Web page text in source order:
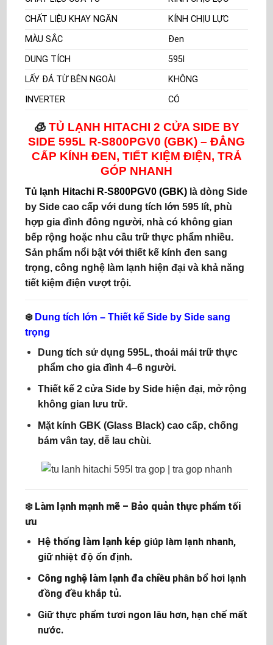
CHẤT LIỆU KHAY NGĂN
KÍNH CHỊU LỰC
MÀU SẮC
Đen
DUNG TÍCH
595l
LẤY ĐÁ TỪ BÊN NGOÀI
KHÔNG
INVERTER
CÓ
🧊 TỦ LẠNH HITACHI 2 CỬA SIDE BY
SIDE 595L R-S800PGV0 (GBK) – ĐẲNG
CẤP KÍNH ĐEN, TIẾT KIỆM ĐIỆN, TRẢ
GÓP NHANH
Tủ lạnh Hitachi R-S800PGV0 (GBK) là dòng Side
by Side cao cấp với dung tích lớn 595 lít, phù
hợp gia đình đông người, nhà có không gian
bếp rộng hoặc nhu cầu trữ thực phẩm nhiều.
Sản phẩm nổi bật với thiết kế kính đen sang
trọng, công nghệ làm lạnh hiện đại và khả năng
tiết kiệm điện vượt trội.
❄️ Dung tích lớn – Thiết kế Side by Side sang
trọng
Dung tích sử dụng 595L, thoải mái trữ thực
phẩm cho gia đình 4–6 người.
Thiết kế 2 cửa Side by Sidehiện đại, mở rộng
không gian lưu trữ.
Mặt kính GBK (Glass Black)cao cấp, chống
bám vân tay, dễ lau chùi.
❄️ Làm lạnh mạnh mẽ – Bảo quản thực phẩm tối
ưu
Hệ thống làm lạnh kép giúp làm lạnh nhanh,
giữ nhiệt độ ổn định.
Công nghệ làm lạnh đa chiềuphân bổ hơi lạnh
đồng đều khắp tủ.
Giữ thực phẩm tươi ngon lâu hơn, hạn chế mất
nước.